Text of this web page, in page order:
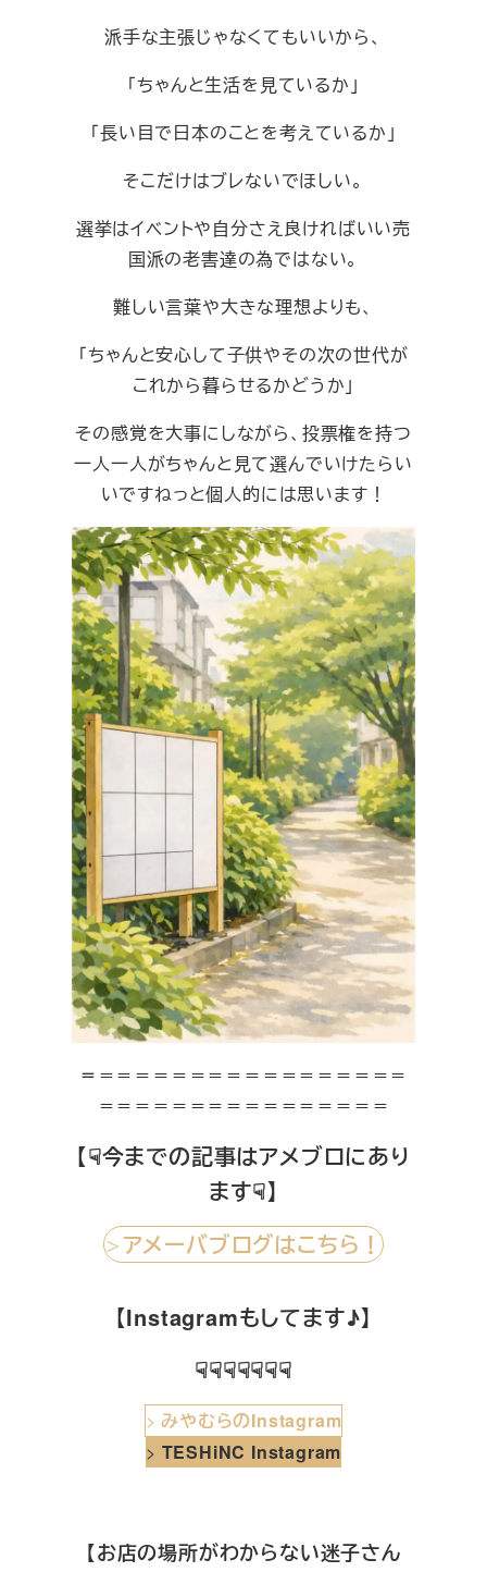
派手な主張じゃなくてもいいから、
「ちゃんと生活を見ているか」
「長い目で日本のことを考えているか」
そこだけはブレないでほしい。
選挙はイベントや自分さえ良ければいい売
国派の老害達の為ではない。
難しい言葉や大きな理想よりも、
「ちゃんと安心して子供やその次の世代が
これから暮らせるかどうか」
その感覚を大事にしながら、投票権を持つ
一人一人がちゃんと見て選んでいけたらい
いですねっと個人的には思います！
＝ ＝＝＝＝＝＝＝＝＝＝＝＝＝＝＝＝＝
＝＝＝＝＝＝＝＝＝＝＝＝＝＝＝＝
【☟今までの記事はアメブロにあり
ます☟】
＞アメーバブログはこちら！
【Instagramもしてます♪】
☟☟☟☟☟☟☟
>みやむらのInstagram
> TESHiNC Instagram
【お店の場所がわからない迷子さん